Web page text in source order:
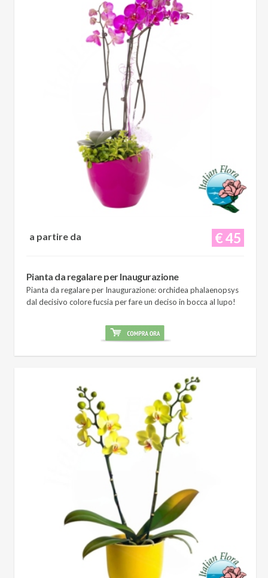
€ 45
a partire da
Pianta da regalare per Inaugurazione
Pianta da regalare per Inaugurazione: orchidea phalaenopsys
dal decisivo colore fucsia per fare un deciso in bocca al lupo!